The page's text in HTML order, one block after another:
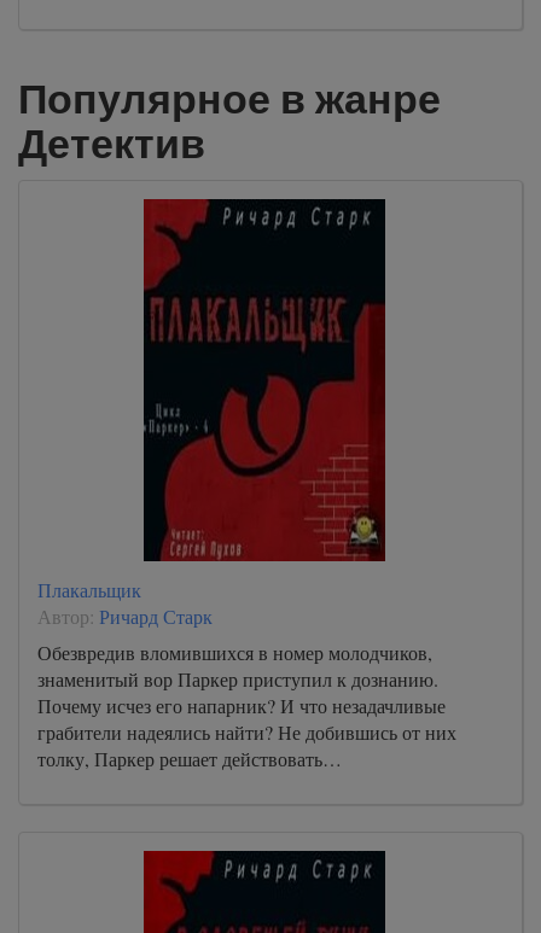
Популярное в жанре
Детектив
Плакальщик
Автор: Ричард Старк
Обезвредив вломившихся в номер молодчиков,
знаменитый вор Паркер приступил к дознанию.
Почему исчез его напарник? И что незадачливые
грабители надеялись найти? Не добившись от них
толку, Паркер решает действовать…